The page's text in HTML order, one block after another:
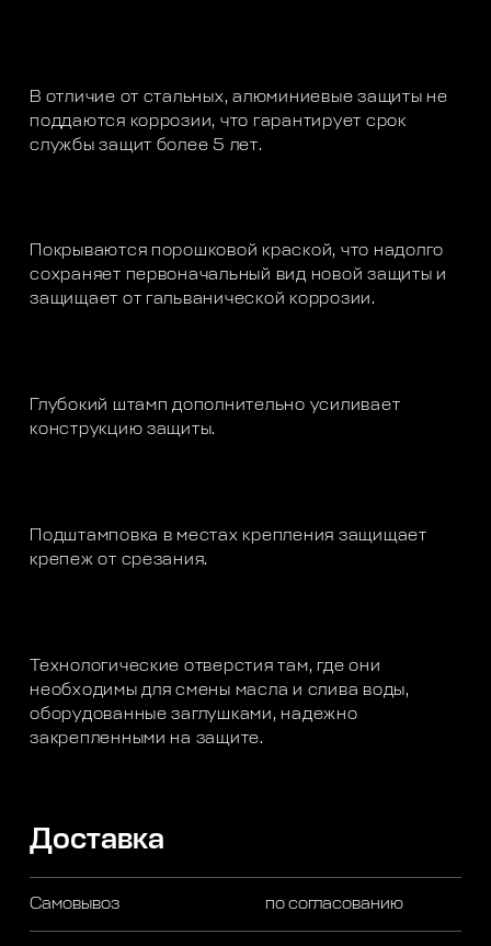
В отличие от стальных, алюминиевые защиты не
поддаются коррозии, что гарантирует срок
службы защит более 5 лет.
Покрываются порошковой краской, что надолго
сохраняет первоначальный вид новой защиты и
защищает от гальванической коррозии.
Глубокий штамп дополнительно усиливает
конструкцию защиты.
Подштамповка в местах крепления защищает
крепеж от срезания.
Технологические отверстия там, где они
необходимы для смены масла и слива воды,
оборудованные заглушками, надежно
закрепленными на защите.
Доставка
Самовывоз по согласованию